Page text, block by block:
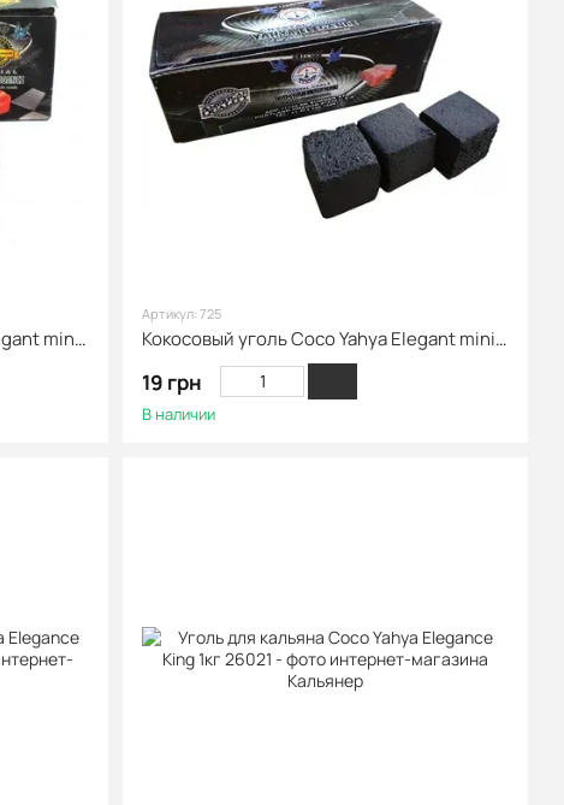
Кокосове вугілля Coco Yahya Elegant mini під калауд 3 шт
Артикул: 725
Кокосовый уголь Coco Yahya Elegant mini CUBE 3 шт
19 грн
В наличии